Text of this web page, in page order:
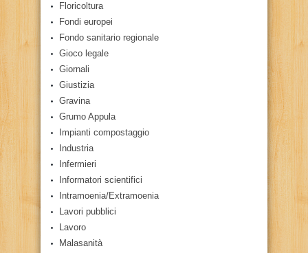
Floricoltura
Fondi europei
Fondo sanitario regionale
Gioco legale
Giornali
Giustizia
Gravina
Grumo Appula
Impianti compostaggio
Industria
Infermieri
Informatori scientifici
Intramoenia/Extramoenia
Lavori pubblici
Lavoro
Malasanità